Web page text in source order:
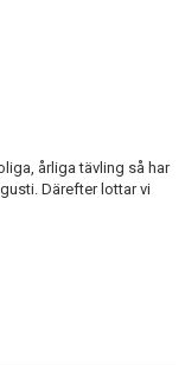
årliga tävling så har
Därefter lottar vi